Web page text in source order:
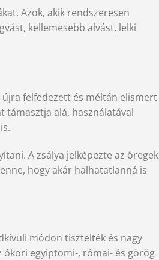
Azok, akik rendszeresen
kellemesebb alvást, lelki
újra felfedezett és méltán elismert
alá, használatával
A zsálya jelképezte az öregek
hogy akár halhatatlanná is
módon tisztelték és nagy
ókori egyiptomi-, római- és görög